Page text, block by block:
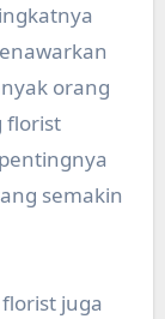
orang
florist
semakin
juga